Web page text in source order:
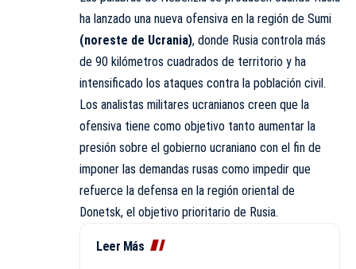
ha lanzado una nueva ofensiva en la región de Sumi
(noreste de Ucrania), donde Rusia controla más
de 90 kilómetros cuadrados de territorio y ha
intensificado los ataques contra la población civil.
Los analistas militares ucranianos creen que la
ofensiva tiene como objetivo tanto aumentar la
presión sobre el gobierno ucraniano con el fin de
imponer las demandas rusas como impedir que
refuerce la defensa en la región oriental de
Donetsk, el objetivo prioritario de Rusia.
Leer Más